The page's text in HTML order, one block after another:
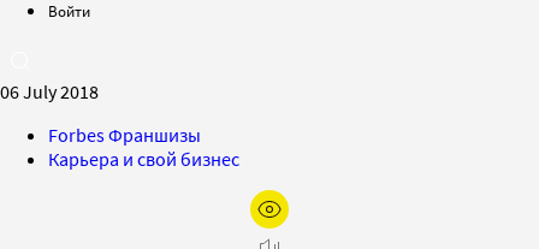
Войти
06 July 2018
Forbes Франшизы
Карьера и свой бизнес